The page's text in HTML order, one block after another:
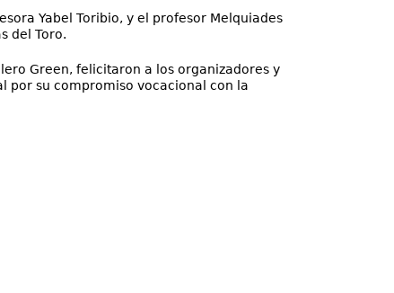
Yabel Toribio, y el profesor Melquiades
del Toro.
Green, felicitaron a los organizadores y
por su compromiso vocacional con la